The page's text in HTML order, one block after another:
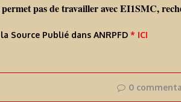
permet pas de travailler avec EI1SMC,
Source Publié dans ANRPFD * ICI
0